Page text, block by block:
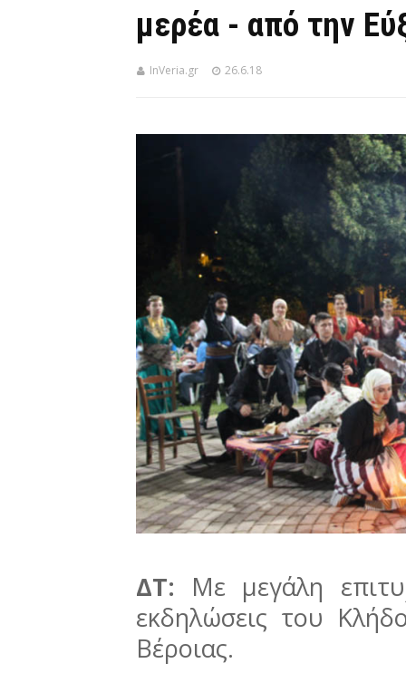
μερέα - από την
InVeria.gr 26.6.18
ΔΤ: Με μεγάλη
εκδηλώσεις του
Βέροιας.